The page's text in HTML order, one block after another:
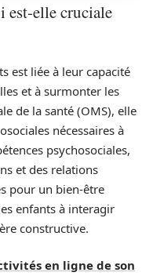
est-elle cruciale
est liée à leur capacité
et à surmonter les
de la santé (OMS), elle
nécessaires à
psychosociales,
et des relations
pour un bien-être
enfants à interagir
constructive.
en ligne de son